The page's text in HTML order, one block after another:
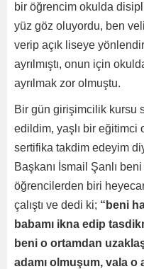
bir öğrencim okulda
yüz göz oluyordu, ben
verip açık liseye
ayrılmıştı, onun için
ayrılmak zor olmuştu.
Bir gün girişimcilik kursu
edildim, yaşlı bir eğitimci
sertifika takdim edeyim
Başkanı İsmail Şanlı
öğrencilerden biri
çalıştı ve dedi ki; “beni
babamı ikna edip
beni o ortamdan
adamı olmuşum, vala o